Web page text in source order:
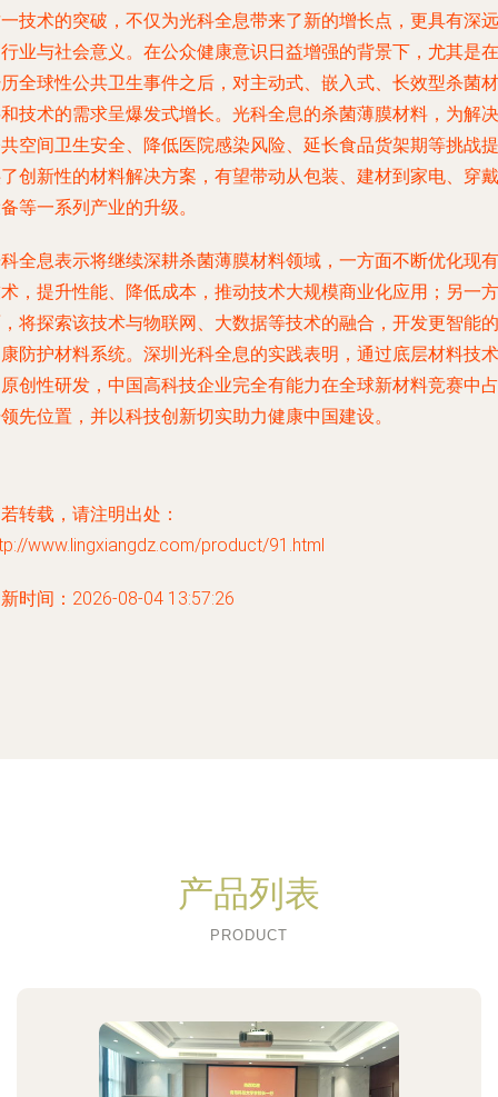
技术的突破，不仅为光科全息带来了新的增长点，更具有深远
行业与社会意义 。在公众健康意识日益增强的背景下，尤其是在
全球性公共卫生事件之后，对主动式、嵌入式、长效型杀菌材
技术的需求呈爆发式增长。光科全息的杀菌薄膜材料，为解决
空间卫生安全、降低医院感染风险、延长食品货架期等挑战提
创新性的材料解决方案，有望带动从包装、建材到家电、穿戴
等一系列产业的升级。
全息表示将继续深耕杀菌薄膜材料领域，一方面不断优化现有
，提升性能、降低成本，推动技术大规模商业化应用；另一方
将探索该技术与物联网、大数据等技术的融合，开发更智能的
防护材料系统。深圳光科全息的实践表明，通过底层材料技术
创性研发，中国高科技企业完全有能力在全球新材料竞赛中占
先位置，并以科技创新切实助力健康中国建设。
转载，请注明出处：
www.lingxiangdz.com/product/91.html
时间：2026-08-04 13:57:26
产品列表
PRODUCT